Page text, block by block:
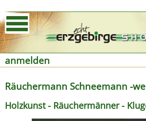
anmelden
Räuchermann Schneemann -
Holzkunst - Räuchermänner -